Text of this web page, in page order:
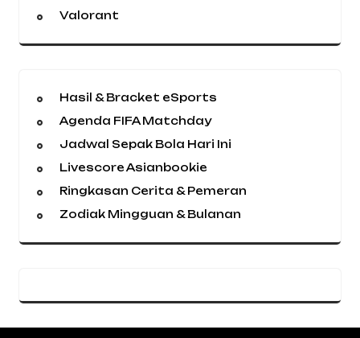
Valorant
Hasil & Bracket eSports
Agenda FIFA Matchday
Jadwal Sepak Bola Hari Ini
Livescore Asianbookie
Ringkasan Cerita & Pemeran
Zodiak Mingguan & Bulanan